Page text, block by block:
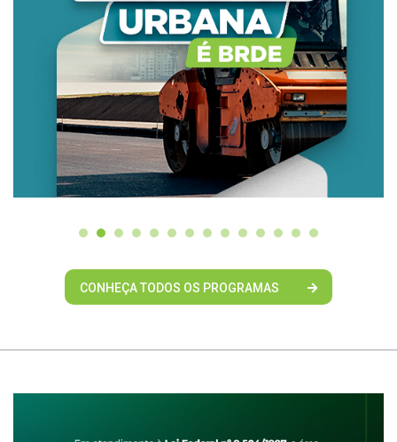
CONHEÇA TODOS OS PROGRAMAS